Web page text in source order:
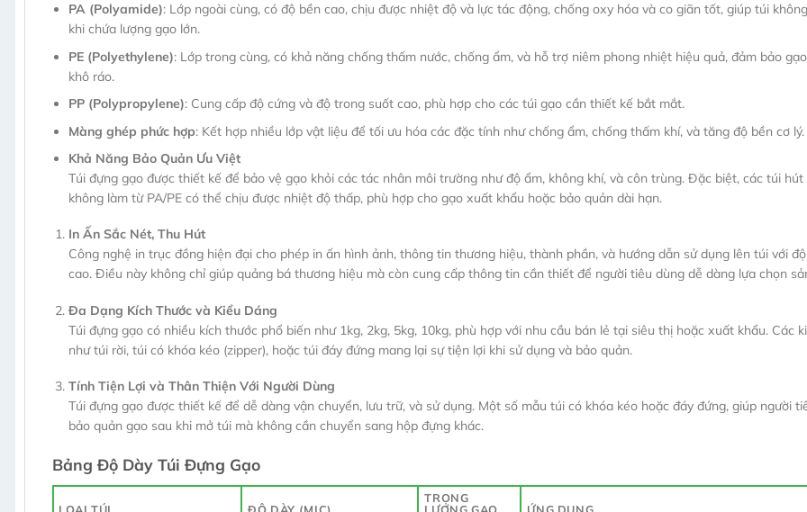
PA (Polyamide): Lớp ngoài cùng, có độ bền cao, chịu được nhiệt độ và lực tác động, chống oxy hóa và co giãn tốt, giúp túi
khi chứa lượng gạo lớn.
PE (Polyethylene): Lớp trong cùng, có khả năng chống thấm nước, chống ẩm, và hỗ trợ niêm phong nhiệt hiệu quả, đảm bảo
khô ráo.
PP (Polypropylene): Cung cấp độ cứng và độ trong suốt cao, phù hợp cho các túi gạo cần thiết kế bắt mắt.
Màng ghép phức hợp: Kết hợp nhiều lớp vật liệu để tối ưu hóa các đặc tính như chống ẩm, chống thấm khí, và tăng độ bền cơ lý.
Khả Năng Bảo Quản Ưu Việt
Túi đựng gạo được thiết kế để bảo vệ gạo khỏi các tác nhân môi trường như độ ẩm, không khí, và côn trùng. Đặc biệt, các túi hút
không làm từ PA/PE có thể chịu được nhiệt độ thấp, phù hợp cho gạo xuất khẩu hoặc bảo quản dài hạn.
In Ấn Sắc Nét, Thu Hút
Công nghệ in trục đồng hiện đại cho phép in ấn hình ảnh, thông tin thương hiệu, thành phần, và hướng dẫn sử dụng lên túi với
cao. Điều này không chỉ giúp quảng bá thương hiệu mà còn cung cấp thông tin cần thiết để người tiêu dùng dễ dàng lựa chọn
Đa Dạng Kích Thước và Kiểu Dáng
Túi đựng gạo có nhiều kích thước phổ biến như 1kg, 2kg, 5kg, 10kg, phù hợp với nhu cầu bán lẻ tại siêu thị hoặc xuất khẩu. Các
như túi rời, túi có khóa kéo (zipper), hoặc túi đáy đứng mang lại sự tiện lợi khi sử dụng và bảo quản.
Tính Tiện Lợi và Thân Thiện Với Người Dùng
Túi đựng gạo được thiết kế để dễ dàng vận chuyển, lưu trữ, và sử dụng. Một số mẫu túi có khóa kéo hoặc đáy đứng, giúp người
bảo quản gạo sau khi mở túi mà không cần chuyển sang hộp đựng khác.
Bảng Độ Dày Túi Đựng Gạo
TRỌNG